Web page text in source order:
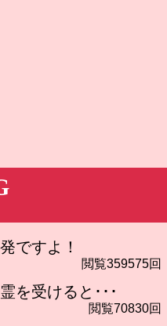
ですよ！
閲覧359575回
を受けると･･･
閲覧70830回